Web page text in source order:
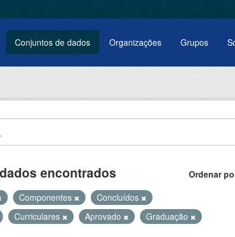
Conjuntos de dados Organizações Grupos
Ordenar
encontrados
Componentes
Concluídos
Curriculares Aprovado Graduação